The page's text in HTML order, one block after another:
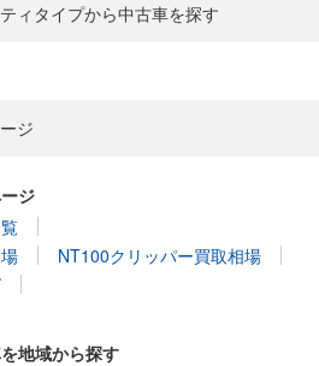
ィタイプから中古車を探す
ジ
ジ
NT100クリッパー買取相場
地域から探す